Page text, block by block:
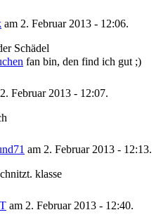
am 2. Februar 2013 - 12:06.
Schädel
fan bin, den find ich gut ;)
Februar 2013 - 12:07.
am 2. Februar 2013 - 12:13.
klasse
am 2. Februar 2013 - 12:40.